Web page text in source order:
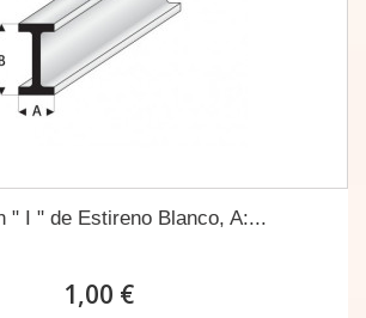
" I " de Estireno Blanco, A:...
1,00 €